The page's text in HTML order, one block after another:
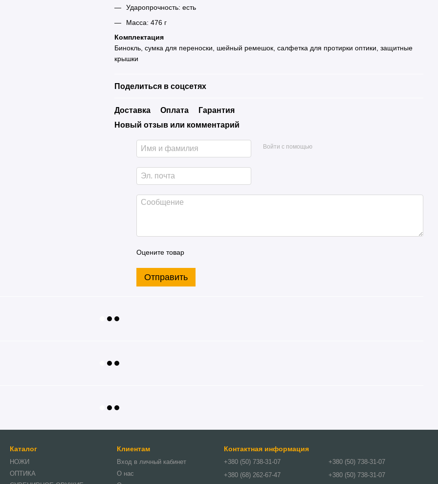
Ударопрочность: есть
Масса: 476 г
Комплектация
Бинокль, сумка для переноски, шейный ремешок, салфетка для протирки оптики, защитные
крышки
Поделиться в соцсетях
Доставка Оплата
Гарантия
Новый отзыв или комментарий
Войти с помощью
Оцените товар
Отправить
Каталог
НОЖИ
ОПТИКА
Клиентам
Вход в личный кабинет
О нас
Контактная информация
+380 (50) 738-31-07
+380 (68) 262-67-47
+380 (50) 738-31-07
+380 (50) 738-31-07